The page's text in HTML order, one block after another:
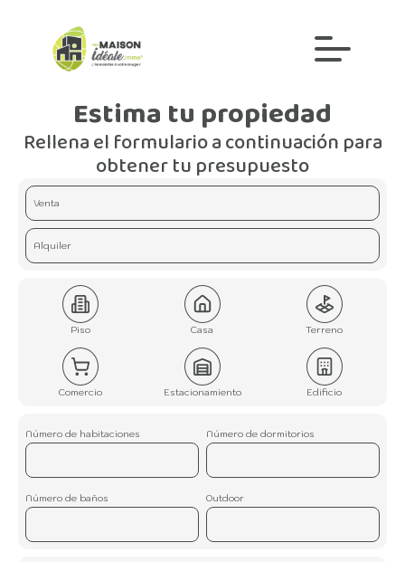
Estima tu propiedad
Rellena el formulario a continuación para
obtener tu presupuesto
Venta
Alquiler
Piso Casa Terreno
Comercio Estacionamiento Edificio
Número de habitaciones Número de dormitorios
Número de baños Outdoor